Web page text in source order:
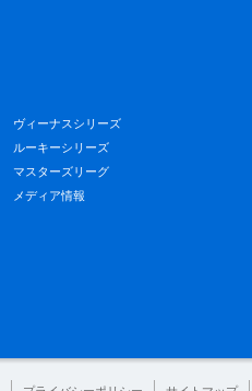
ヴィーナスシリーズ
ルーキーシリーズ
マスターズリーグ
メディア情報